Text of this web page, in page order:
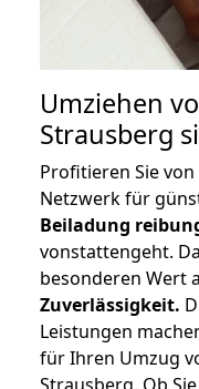
Umziehen
Strausberg
Profitieren Sie
Netzwerk für
Beiladung
vonstattengeht.
besonderen Wert
Zuverlässigkeit.
Leistungen
für Ihren Umzug